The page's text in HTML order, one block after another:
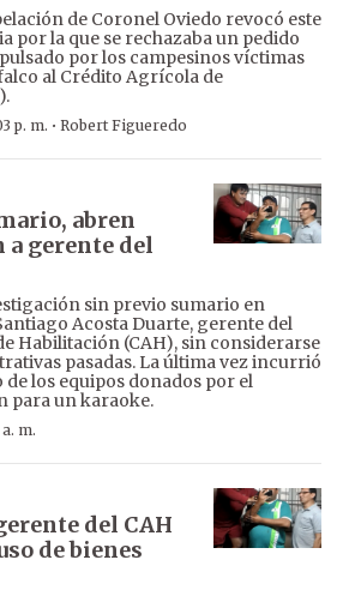
de Coronel Oviedo revocó este
por la que se rechazaba un pedido
por los campesinos víctimas
al Crédito Agrícola de
p. m. · Robert Figueredo
abren
gerente del
sin previo sumario en
Acosta Duarte, gerente del
Habilitación (CAH), sin considerarse
pasadas. La última vez incurrió
de los equipos donados por el
para un karaoke.
m.
del CAH
de bienes